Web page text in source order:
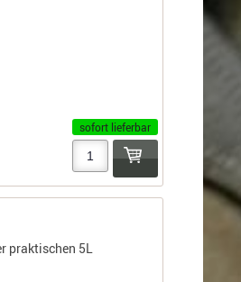
sofort lieferbar
praktischen 5L